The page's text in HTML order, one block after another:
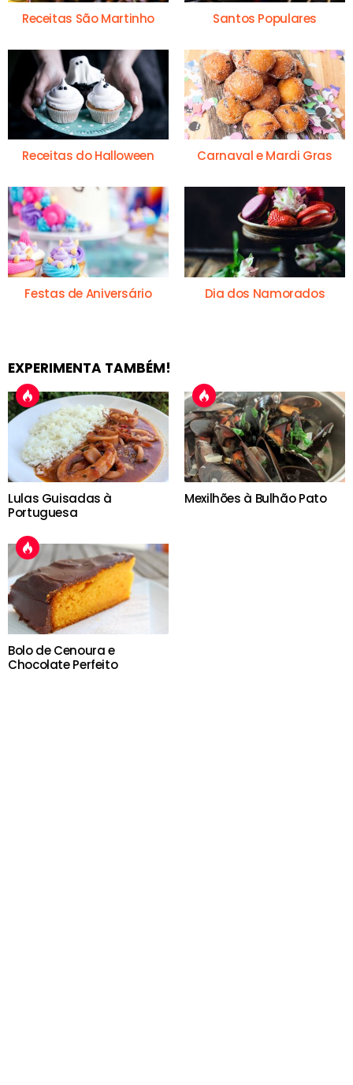
Receitas São Martinho Santos Populares
Receitas do Halloween Carnaval e Mardi Gras
Festas de Aniversário Dia dos Namorados
EXPERIMENTA TAMBÉM!
Lulas Guisadas à
Portuguesa
Mexilhões à Bulhão Pato
Bolo de Cenoura e
Chocolate Perfeito